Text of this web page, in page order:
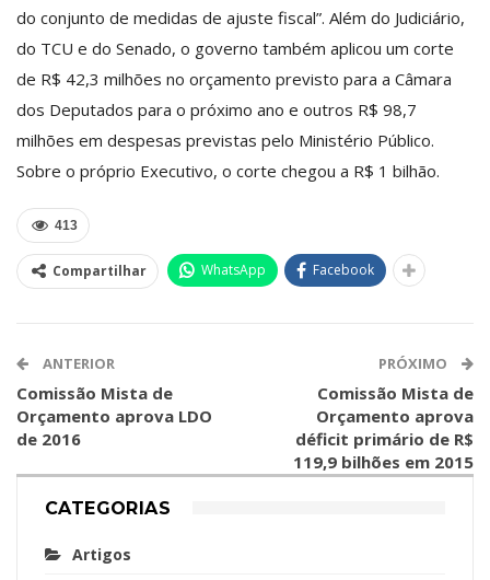
do conjunto de medidas de ajuste fiscal”. Além do Judiciário,
do TCU e do Senado, o governo também aplicou um corte
de R$ 42,3 milhões no orçamento previsto para a Câmara
dos Deputados para o próximo ano e outros R$ 98,7
milhões em despesas previstas pelo Ministério Público.
Sobre o próprio Executivo, o corte chegou a R$ 1 bilhão.
413
Compartilhar WhatsApp Facebook
ANTERIOR
Comissão Mista de
Orçamento aprova LDO
de 2016
PRÓXIMO
Comissão Mista de
Orçamento aprova
déficit primário de R$
119,9 bilhões em 2015
CATEGORIAS
Artigos